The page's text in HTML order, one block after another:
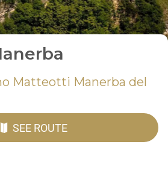
Matteotti Manerba del
SEE ROUTE